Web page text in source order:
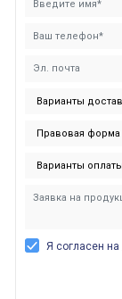
Я согласен на